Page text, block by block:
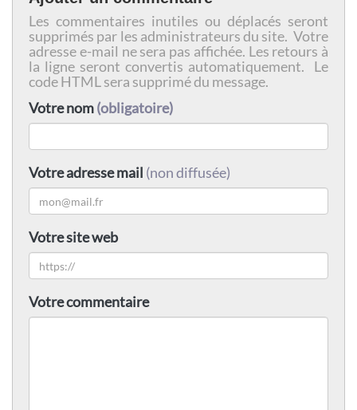
Les commentaires inutiles ou déplacés seront
supprimés par les administrateurs du site. Votre
adresse e-mail ne sera pas affichée. Les retours à
la ligne seront convertis automatiquement. Le
code HTML sera supprimé du message.
Votre nom(obligatoire)
Votre adresse mail (non diffusée)
Votre site web
Votre commentaire